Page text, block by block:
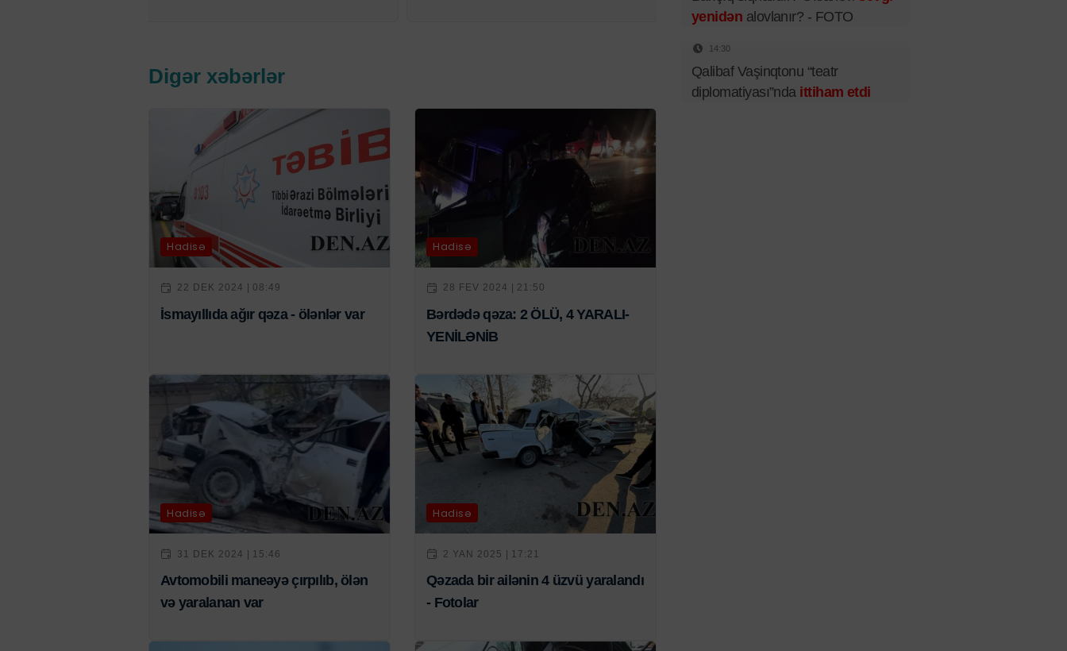
Digər xəbərlər
Hadisə
22 DEK 2024 | 08:49
İsmayıllıda ağır qəza - ölənlər var
Hadisə
28 FEV 2024 | 21:50
Bərdədə qəza: 2 ÖLÜ, 4 YARALI-
YENİLƏNİB
Hadisə
31 DEK 2024 | 15:46
Avtomobili maneəyə çırpılıb, ölən
və yaralanan var
Hadisə
2 YAN 2025 | 17:21
Qəzada bir ailənin 4 üzvü yaralandı
- Fotolar
yenidən alovlanır? - FOTO
14:30
Qalibaf Vaşinqtonu “teatr
diplomatiyası”nda ittiham etdi